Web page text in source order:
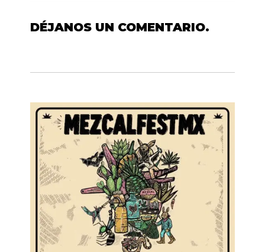
DÉJANOS UN COMENTARIO.